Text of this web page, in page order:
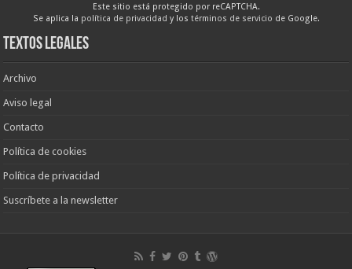
Este sitio está protegido por reCAPTCHA.
Se aplica la política de privacidad y los términos de servicio de Google.
Textos legales
Archivo
Aviso legal
Contacto
Política de cookies
Política de privacidad
Suscríbete a la newsletter